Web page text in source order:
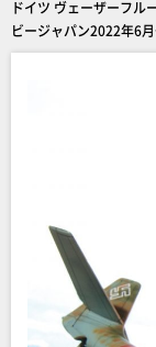
ドイツ ヴェーザーフ
ビージャパン2022年6